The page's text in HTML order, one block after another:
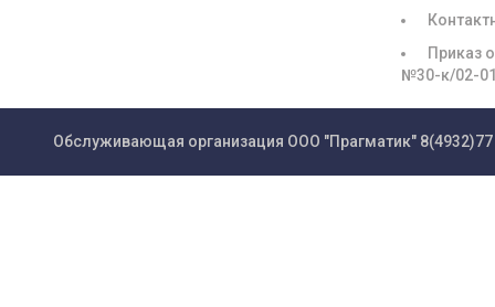
Приказ
№30-к/02-
Обслуживающая организация ООО "Прагматик"8(4932)77